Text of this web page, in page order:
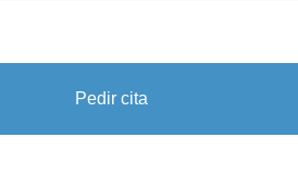
Pedir cita